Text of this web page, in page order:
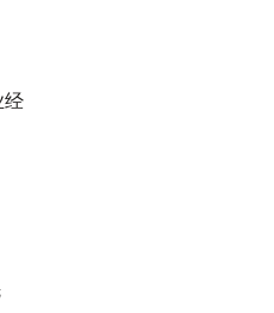
经